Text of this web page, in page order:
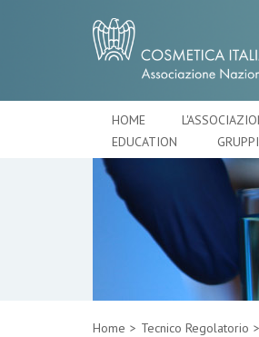
HOME
EDUCATION
GRUPPI
Home Tecnico Regolatorio